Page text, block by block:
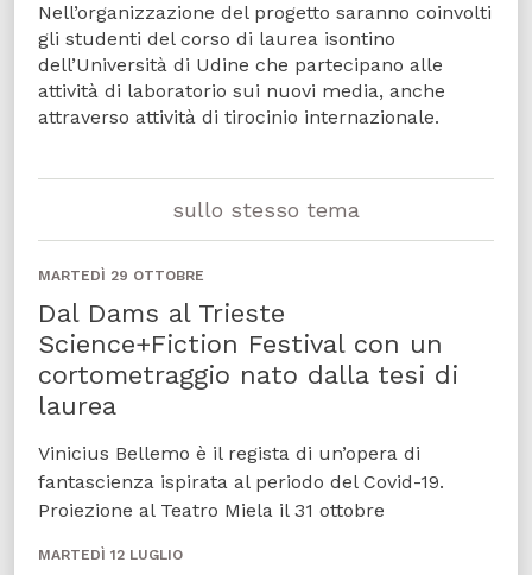
Nell’organizzazione del progetto saranno coinvolti
gli studenti del corso di laurea isontino
dell’Università di Udine che partecipano alle
attività di laboratorio sui nuovi media, anche
attraverso attività di tirocinio internazionale.
sullo stesso tema
MARTEDÌ 29 OTTOBRE
Dal Dams al Trieste
Science+Fiction Festival con un
cortometraggio nato dalla tesi di
laurea
Vinicius Bellemo è il regista di un’opera di
fantascienza ispirata al periodo del Covid-19.
Proiezione al Teatro Miela il 31 ottobre
MARTEDÌ 12 LUGLIO